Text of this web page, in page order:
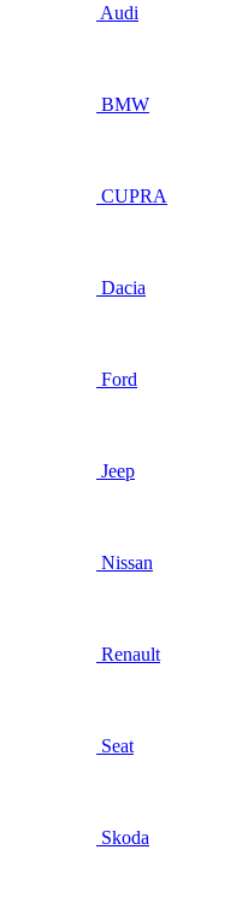
Audi
BMW
CUPRA
Dacia
Ford
Jeep
Nissan
Renault
Seat
Skoda